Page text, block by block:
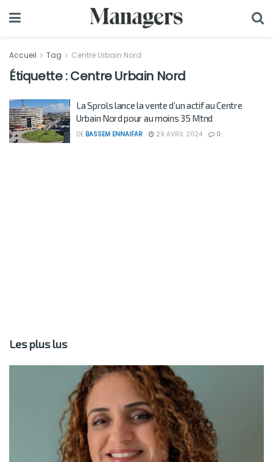
Accueil Tag Centre Urbain Nord
Étiquette :Centre Urbain Nord
La Sprols lance la vente d’un actif au Centre
Urbain Nord pour au moins 35 Mtnd
DE BASSEM ENNAIFAR 29 AVRIL 2024 0
Les plus lus